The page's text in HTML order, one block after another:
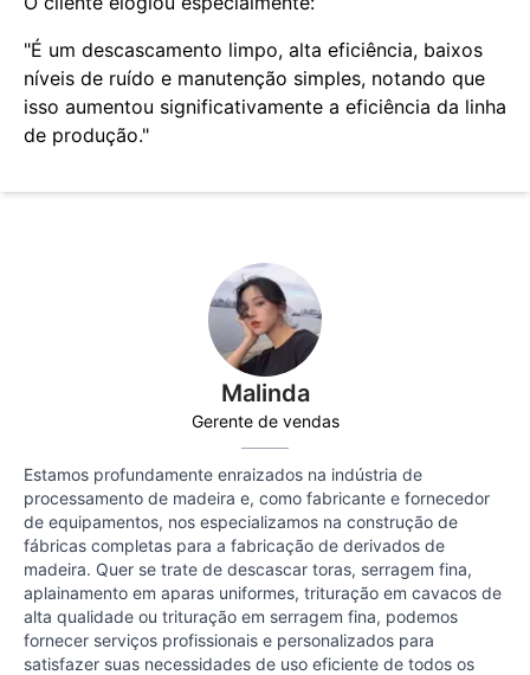
Malinda
Gerente de vendas
Estamos profundamente enraizados na indústria de
processamento de madeira e, como fabricante e fornecedor
de equipamentos, nos especializamos na construção de
fábricas completas para a fabricação de derivados de
madeira. Quer se trate de descascar toras, serragem fina,
aplainamento em aparas uniformes, trituração em cavacos de
alta qualidade ou trituração em serragem fina, podemos
fornecer serviços profissionais e personalizados para
satisfazer suas necessidades de uso eficiente de todos os
"É um descascamento limpo, alta eficiência, baixos
níveis de ruído e manutenção simples, notando que
isso aumentou significativamente a eficiência da linha
de produção."